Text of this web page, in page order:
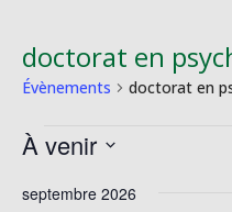
doctorat en
Évènements doctorat en
Évènements
À venir
une
septembre 2026